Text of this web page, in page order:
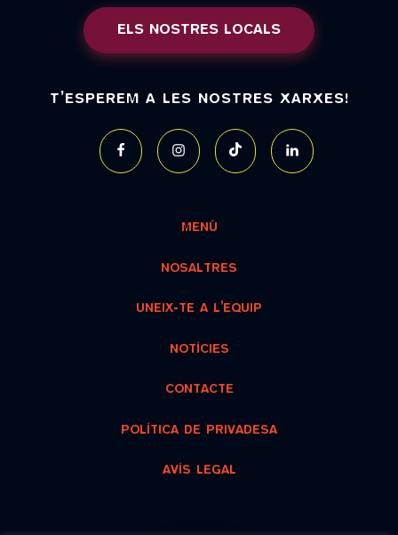
ELS NOSTRES LOCALS
T’ESPEREM A LES NOSTRES XARXES!
MENÚ
NOSALTRES
UNEIX-TE A L’EQUIP
NOTÍCIES
CONTACTE
POLÍTICA DE PRIVADESA
AVÍS LEGAL